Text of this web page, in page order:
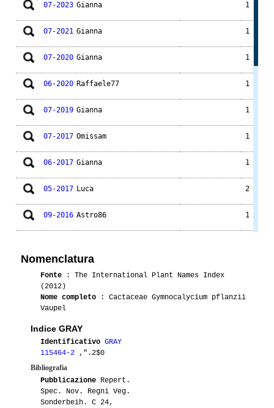
07-2023 Gianna 1
07-2021 Gianna 1
07-2020 Gianna 1
06-2020 Raffaele77 1
07-2019 Gianna 1
07-2017 Omissam 1
06-2017 Gianna 1
05-2017 Luca 2
09-2016 Astro86 1
05-2014 Luca
06-2012 Vichy320
06-2012
07-2011 Speluc47
Nomenclatura
Fonte : The International Plant Names Index
(2012)
Nome completo : Cactaceae Gymnocalycium pflanzii
Vaupel
Indice GRAY
Identificativo GRAY
115464-2 ,".2$0
Bibliografia
Pubblicazione Repert.
Spec. Nov. Regni Veg.
Sonderbeih. C 24,